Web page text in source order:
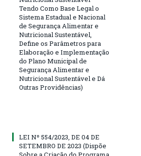
Tendo Como Base Legal o
Sistema Estadual e Nacional
de Segurança Alimentar e
Nutricional Sustentável,
Define os Parâmetros para
Elaboração e Implementação
do Plano Municipal de
Segurança Alimentar e
Nutricional Sustentável e Dá
Outras Providências)
LEI Nº 554/2023, DE 04 DE
SETEMBRO DE 2023 (Dispõe